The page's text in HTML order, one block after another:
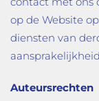
op de Website
diensten van
Auteursrechten